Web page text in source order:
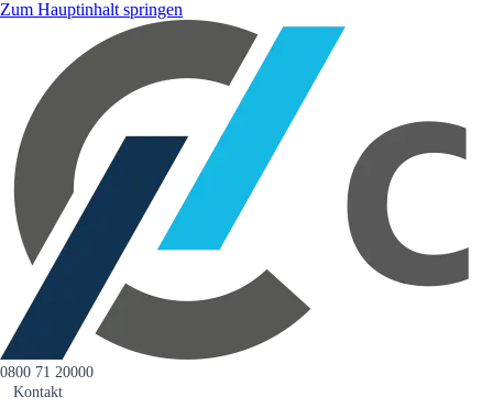
Zum Hauptinhalt springen
0800 71 20000
Kontakt